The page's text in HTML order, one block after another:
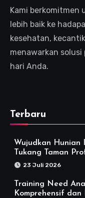
Kami berkomitmen
lebih baik ke
kesehatan,
menawarkan
hari Anda.
Terbaru
Wujudkan Hunian
Tukang Taman
23 Juli 2026
Training Need
Komprehensif